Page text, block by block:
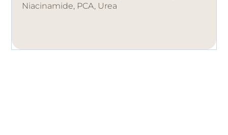
Niacinamide, PCA, Urea